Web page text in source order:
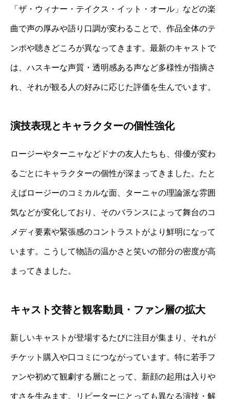
「ザ・ウィナー・テイクス・イット・オール」などの楽
曲で声の厚みや語り口調が変わることで、作品全体のテ
ンポや聴きどころが異なってきます。最新のキャストで
は、ハスキーな声質・透明感ある声など多様性が指摘さ
れ、それが観る人の好みに応じた評価を生んでいます。
演技表現とキャラクターの個性強化
ロージーやターニャなどドナの友人たちも、俳優が変わ
るごとにキャラクターの個性が深まってきました。たと
えばロージーのコミカルな面、ターニャの理論派な雰囲
気などが変化しており、そのバランスによって舞台のコ
メディ要素や緊張感のコントラストがより鮮明になって
います。こうして物語の温かさと笑いの部分の密度が高
まってきました。
キャスト交替と観客動員・ファン層の拡大
新しいキャストが登場するたびに注目が集まり、それが
チケット購入や口コミにつながっています。特に若手フ
ァンや初めて観劇する層にとって、新顔の起用は入りや
すさを生みます。リピーターにとっても異なる演技・解